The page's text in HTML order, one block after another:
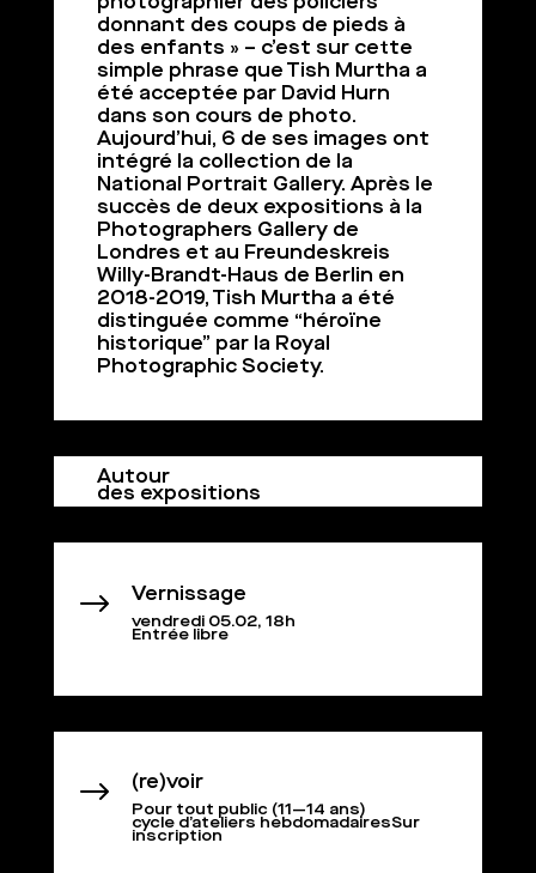
donnant des coups de pieds à
des enfants » – c’est sur cette
simple phrase que Tish Murtha a
été acceptée par David Hurn
dans son cours de photo.
Aujourd’hui, 6 de ses images ont
intégré la collection de la
National Portrait Gallery. Après le
succès de deux expositions à la
Photographers Gallery de
Londres et au Freundeskreis
Willy-Brandt-Haus de Berlin en
2018-2019, Tish Murtha a été
distinguée comme “héroïne
historique” par la Royal
Photographic Society.
Autour
des expositions
$ Vernissage
vendredi 05.02, 18h
Entrée libre
$ (re)voir
Pour tout public (11—14 ans)
cycle d’ateliers hebdomadairesSur
inscription